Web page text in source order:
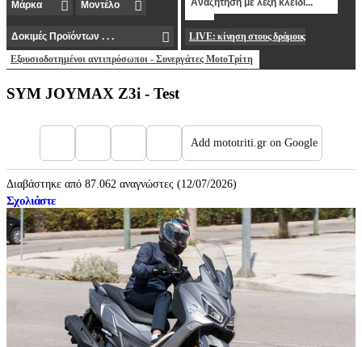
LIVE: κίνηση στους δρόμους
Εξουσιοδοτημένοι αντιπρόσωποι - Συνεργάτες MotoΤρίτη
SYM JOYMAX Z3i - Test
Add mototriti.gr on Google
Διαβάστηκε από 87.062 αναγνώστες (12/07/2026)
Σχολιάστε